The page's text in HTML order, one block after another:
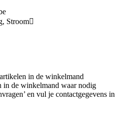
Stroom
in de winkelmand
in de winkelmand waar nodig
en vul je contactgegevens in